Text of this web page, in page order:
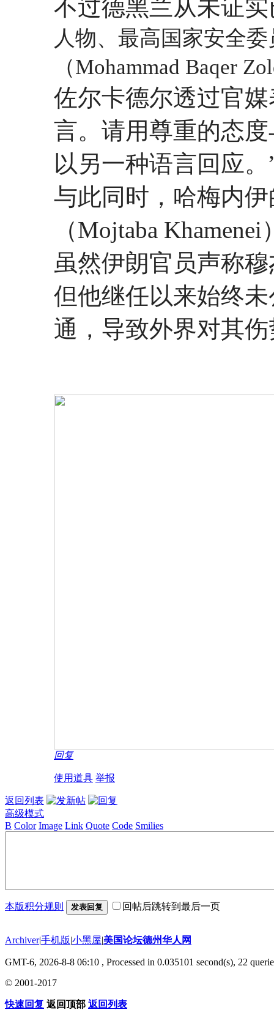
不过德黑兰从未证
人物、最高国家安全
（Mohammad Baqer
佐尔卡德尔透过官
言。请用尊重的态
以另一种语言回应。
与此同时，哈梅内
（Mojtaba
虽然伊朗官员声称
但他继任以来始终
通，导致外界对其
回复
使用道具 举报
返回列表
高级模式
B Color Image Link Quote Code Smilies
本版积分规则 发表回复 回帖后跳转到最后一页
Archiver|手机版|小黑屋|美国论坛德州华人网
GMT-6, 2026-8-8 06:10 , Processed in 0.035101 second(s), 22
© 2001-2017
快速回复 返回顶部 返回列表